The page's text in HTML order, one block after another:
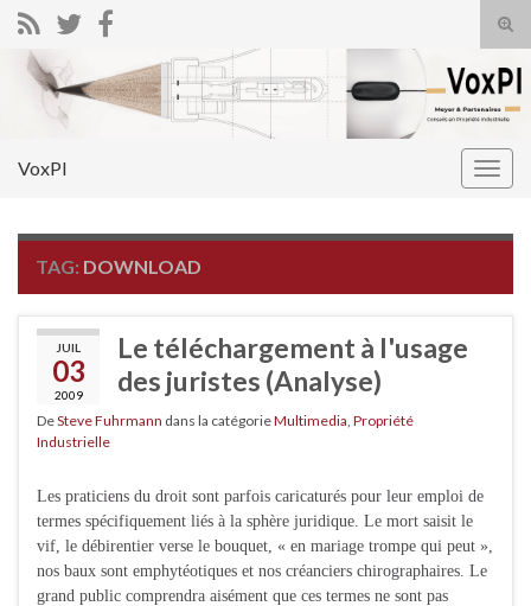
Search for:
VoxPI
TAG: DOWNLOAD
JUIL
03
2009
Le téléchargement à l'usage
des juristes (Analyse)
DeSteve Fuhrmann dans la catégorieMultimedia Propriété
Industrielle
Les praticiens du droit sont parfois caricaturés pour leur emploi de
termes spécifiquement liés à la sphère juridique. Le mort saisit le
vif, le débirentier verse le bouquet, « en mariage trompe qui peut »,
nos baux sont emphytéotiques et nos créanciers chirographaires. Le
grand public comprendra aisément que ces termes ne sont pas